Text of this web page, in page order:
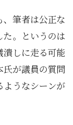
筆者は公正な
。というのは
しに走る可能
氏が議員の質問
ようなシーンが